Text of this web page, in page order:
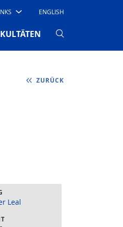
ENGLISH
ZURÜCK
Leal